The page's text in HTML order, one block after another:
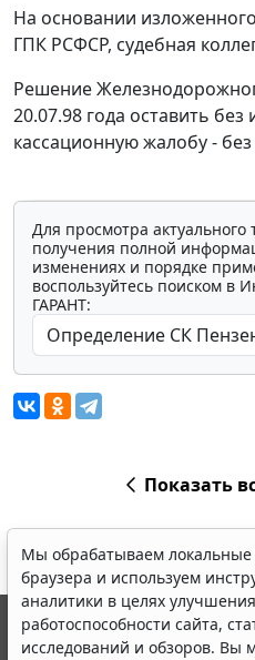
На основании
ГПК РСФСР, судебная
Решение
20.07.98 года оставить без
кассационную жалобу -
Для просмотра актуального
получения полной
изменениях и порядке
воспользуйтесь поиском в
ГАРАНТ:
Показать
Мы обрабатываем
браузера и используем
аналитики в целях
работоспособности сайта,
исследований и обзоров. Вы
© ООО "НПП "ГАРАНТ-СЕРВИС",